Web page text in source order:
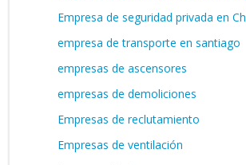
Empresa de seguridad privada en
empresa de transporte en santiago
empresas de ascensores
empresas de demoliciones
Empresas de reclutamiento
Empresas de ventilación